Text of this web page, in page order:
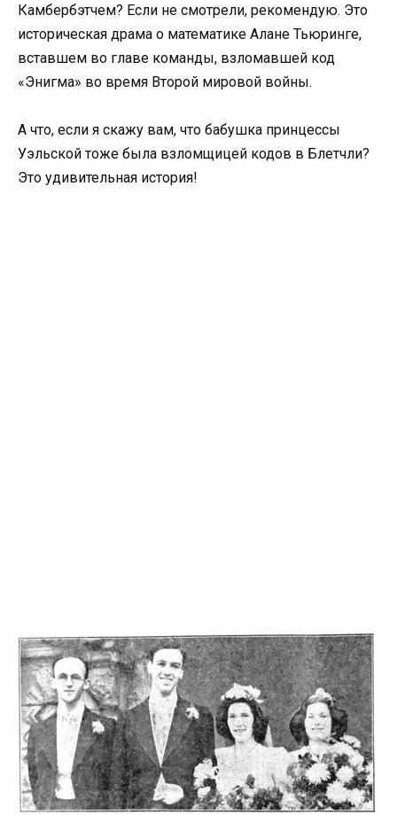
Камбербэтчем? Если не смотрели, рекомендую. Это
историческая драма о математике Алане Тьюринге,
вставшем во главе команды, взломавшей код
«Энигма» во время Второй мировой войны.
А что, если я скажу вам, что бабушка принцессы
Уэльской тоже была взломщицей кодов в Блетчли?
Это удивительная история!